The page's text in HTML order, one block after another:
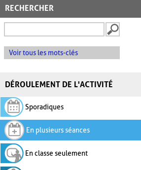
RECHERCHER
Voir tous les mots-clés
DÉROULEMENT DE L'ACTIVITÉ
Sporadiques
En plusieurs séances
En classe seulement